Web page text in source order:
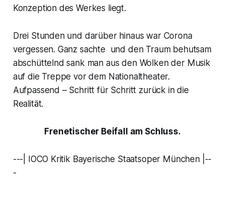
Konzeption des Werkes liegt.
Drei Stunden und darüber hinaus war Corona
vergessen. Ganz sachte und den Traum behutsam
abschüttelnd sank man aus den Wolken der Musik
auf die Treppe vor dem Nationaltheater.
Aufpassend – Schritt für Schritt zurück in die
Realität.
Frenetischer Beifall am Schluss.
---| IOCO Kritik Bayerische Staatsoper München |--
-